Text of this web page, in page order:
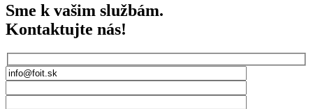
Sme k vašim službám.
Kontaktujte nás!